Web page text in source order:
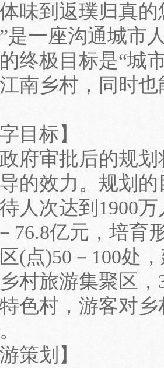
味到返璞归真
是一座沟通城市
终极目标是“城
南乡村，同时
目标】
府审批后的规
的效力。规划
人次达到1900
76.8亿元，培育
(点)50－100处
村旅游集聚区，
色村，游客对
策划】